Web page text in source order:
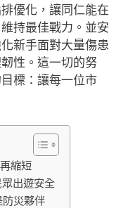
優化，讓同仁能在
持最佳戰力。並安
新手面對大量傷患
性。這一切的努
標：讓每一位市
縮短
出遊安全
災夥伴